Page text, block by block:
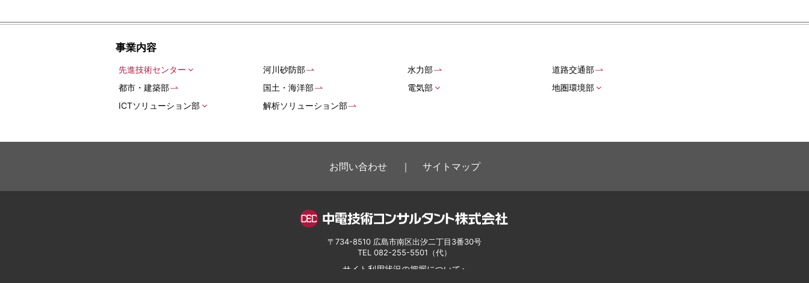
事業内容
先進技術センター 河川砂防部 水力部
道路交通部
都市・建築部
国土・海洋部 電気部
地圏環境部
ICTソリューション部
解析ソリューション部
お問い合わせ サイトマップ
〒734-8510 広島市南区出汐二丁目3番30号
TEL 082-255-5501 （代）
サイト利用状況の把握について